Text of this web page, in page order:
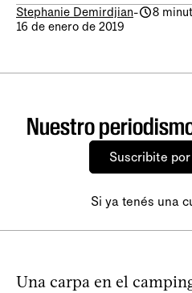
Stephanie Demirdjian-
8
16 de enero de 2019
Nuestro
Suscribite
Si ya tenés una
Una carpa en el